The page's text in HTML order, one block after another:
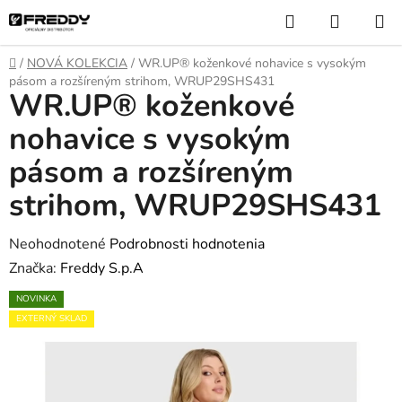
Prejsť
na
obsah
Hľadať
KOŠÍK
Domov
/ NOVÁ KOLEKCIA / WR.UP® koženkové nohavice s vysokým
pásom a rozšíreným strihom, WRUP29SHS431
WR.UP® koženkové
nohavice s vysokým
pásom a rozšíreným
strihom, WRUP29SHS431
Priemerné
hodnotenie
produktu
je
Neohodnotené Podrobnosti hodnotenia
Značka: Freddy S.p.A
NOVINKA
EXTERNÝ SKLAD